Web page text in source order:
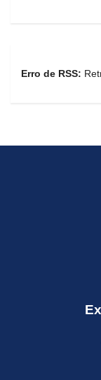
Erro de RSS: